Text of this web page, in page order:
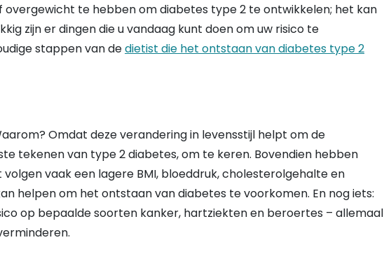
overgewicht te hebben om diabetes type 2 te ontwikkelen; het kan
zijn er dingen die u vandaag kunt doen om uw risico te
stappen van dedietist die het ontstaan van diabetes type 2
Omdat deze verandering in levensstijl helpt om de
tekenen van type 2 diabetes, om te keren. Bovendien hebben
vaak een lagere BMI, bloeddruk, cholesterolgehalte en
helpen om het ontstaan van diabetes te voorkomen. En nog iets:
op bepaalde soorten kanker, hartziekten en beroertes – allemaal